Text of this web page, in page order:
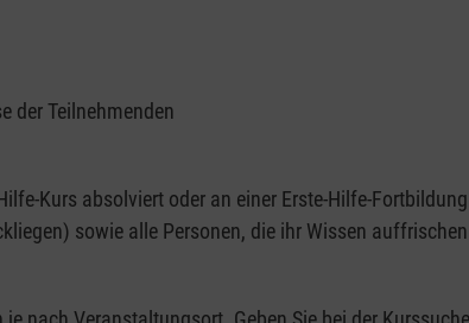
der Teilnehmenden
Kurs absolviert oder an einer Erste-Hilfe-Fortbildung
sowie alle Personen, die ihr Wissen